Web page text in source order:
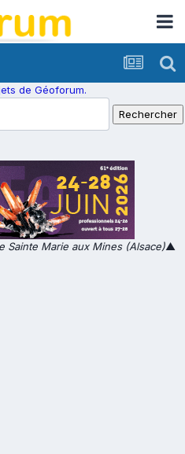
de Géoforum.
Sainte Marie aux Mines (Alsace)▲